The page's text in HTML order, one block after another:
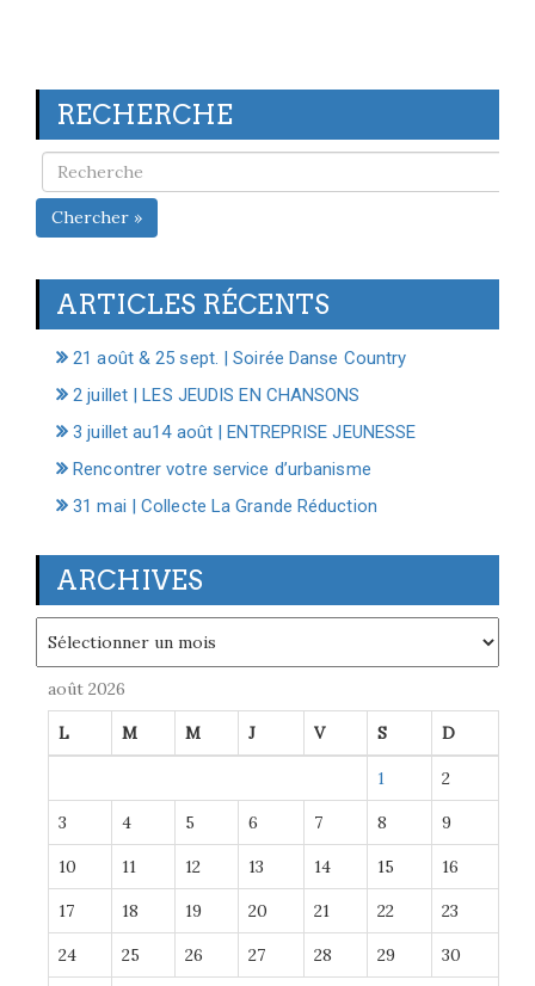
RECHERCHE
Chercher »
ARTICLES RÉCENTS
21 août & 25 sept. | Soirée Danse Country
2 juillet | LES JEUDIS EN CHANSONS
3 juillet au14 août | ENTREPRISE JEUNESSE
Rencontrer votre service d’urbanisme
31 mai | Collecte La Grande Réduction
ARCHIVES
août 2026
L M M J V S D
1 2
3 4 5 6 7 8 9
10 11 12 13 14 15 16
17 18 19 20 21 22 23
24 25 26 27 28 29 30